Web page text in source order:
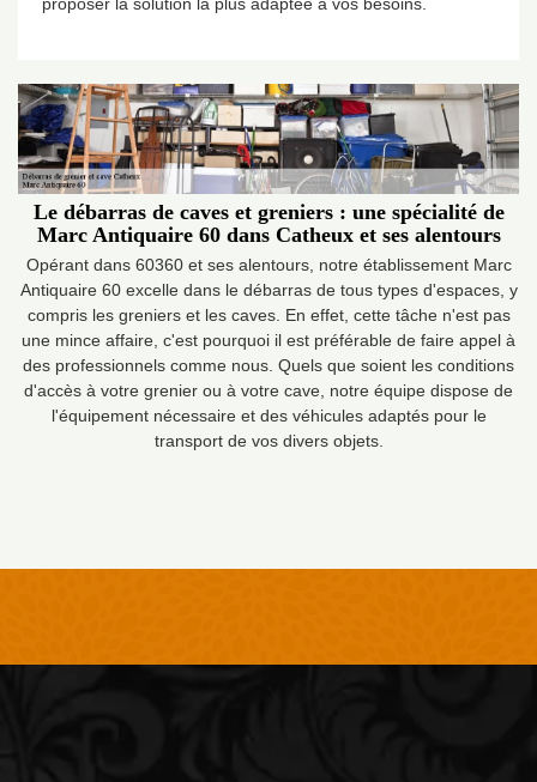
Le débarras de caves et greniers : une spécialité de
Marc Antiquaire 60 dans Catheux et ses alentours
Opérant dans 60360 et ses alentours, notre établissement Marc
Antiquaire 60 excelle dans le débarras de tous types d'espaces, y
compris les greniers et les caves. En effet, cette tâche n'est pas
une mince affaire, c'est pourquoi il est préférable de faire appel à
des professionnels comme nous. Quels que soient les conditions
d'accès à votre grenier ou à votre cave, notre équipe dispose de
l'équipement nécessaire et des véhicules adaptés pour le
transport de vos divers objets.